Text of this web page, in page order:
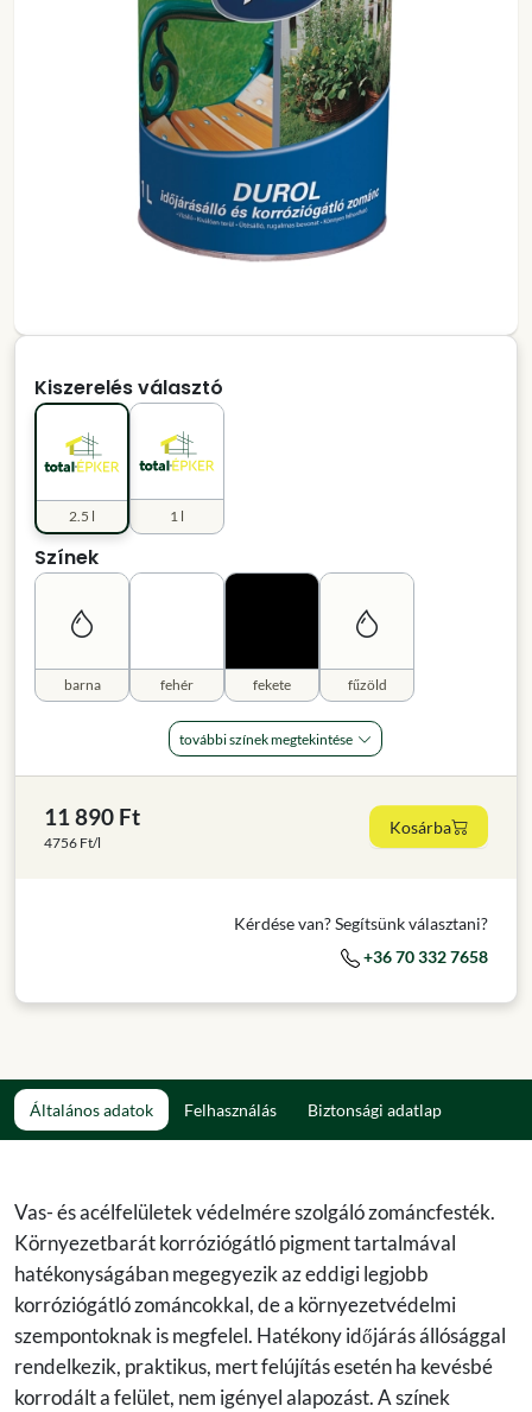
Kiszerelés választó
1 l
2.5 l
Színek
barna fehér fekete fűzöld
további színek megtekintése
11 890 Ft
4756 Ft/l
Kosárba
Kérdése van? Segítsünk választani?
+36 70 332 7658
Általános adatok Felhasználás Biztonsági adatlap
Vas- és acélfelületek védelmére szolgáló zománcfesték.
Környezetbarát korróziógátló pigment tartalmával
hatékonyságában megegyezik az eddigi legjobb
korróziógátló zománcokkal, de a környezetvédelmi
szempontoknak is megfelel. Hatékony időjárás állósággal
rendelkezik, praktikus, mert felújítás esetén ha kevésbé
korrodált a felület, nem igényel alapozást. A színek